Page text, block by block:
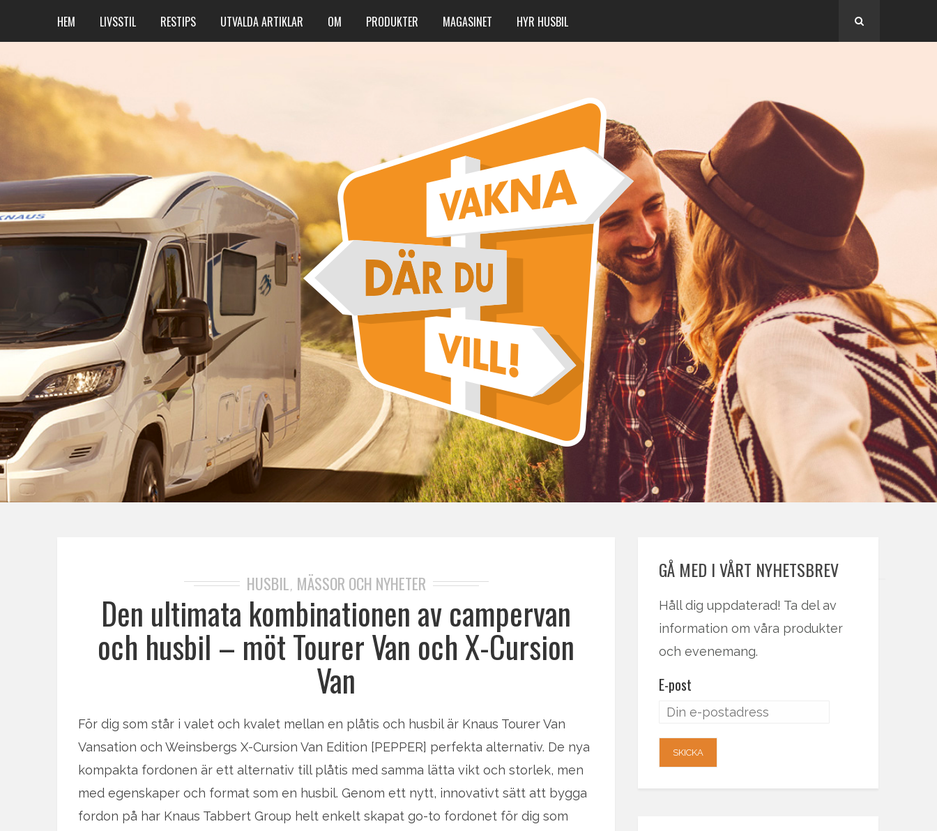
HEM LIVSSTIL RESTIPS UTVALDA ARTIKLAR OM PRODUKTER MAGASINET HYR HUSBIL
HUSBIL, MÄSSOR OCH NYHETER
Den ultimata kombinationen av campervan
och husbil – möt Tourer Van och X-Cursion
Van
För dig som står i valet och kvalet mellan en plåtis och husbil är Knaus Tourer Van
Vansation och Weinsbergs X-Cursion Van Edition [PEPPER] perfekta alternativ. De nya
kompakta fordonen är ett alternativ till plåtis med samma lätta vikt och storlek, men
med egenskaper och format som en husbil. Genom ett nytt, innovativt sätt att bygga
fordon på har Knaus Tabbert Group helt enkelt skapat go-to fordonet för dig som
GÅ MED I VÅRT NYHETSBREV
Håll dig uppdaterad! Ta del av
information om våra produkter
och evenemang.
E-post